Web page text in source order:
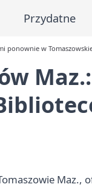
Przydatne
ponownie w
Maz.,